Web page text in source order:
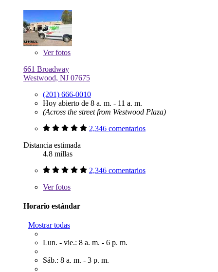
Verfotos
661 Broadway
Westwood, NJ 07675
(201) 666-0010
Hoy abierto de 8 a. m. - 11 a. m.
(Across the street from Westwood Plaza)
2,346 comentarios
Distancia estimada
4.8 millas
2,346 comentarios
Verfotos
Horario estándar
Mostrar todas
Lun. - vie.: 8 a. m. - 6 p. m.
Sáb.: 8 a. m. - 3 p. m.